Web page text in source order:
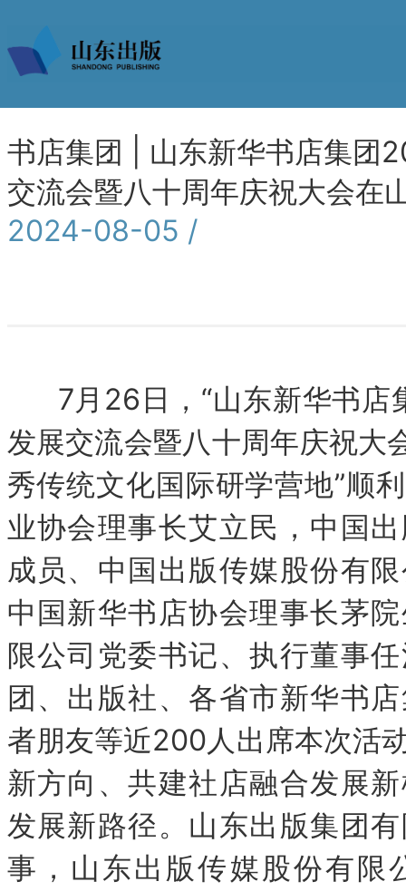
书店集团 | 山东新华书店集团
交流会暨八十周年庆祝大会在
2024-08-05 /
7月26日，“山东新华书
发展交流会暨八十周年庆祝大
秀传统文化国际研学营地”顺
业协会理事长艾立民，中国
成员、中国出版传媒股份有
中国新华书店协会理事长茅
限公司党委书记、执行董事
团、出版社、各省市新华书
者朋友等近200人出席本次活
新方向、共建社店融合发展
发展新路径。山东出版集团
事，山东出版传媒股份有限